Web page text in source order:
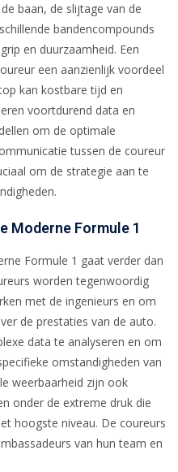
baan, de slijtage van de
bandencompounds
en duurzaamheid. Een
een aanzienlijk voordeel
kan kostbare tijd en
voortdurend data en
om de optimale
tussen de coureur
om de strategie aan te
Moderne Formule 1
Formule 1 gaat verder dan
worden tegenwoordig
met de ingenieurs en om
de prestaties van de auto.
data te analyseren en om
omstandigheden van
weerbaarheid zijn ook
onder de extreme druk die
hoogste niveau. De coureurs
van hun team en